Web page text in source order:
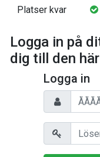
Platser kvar
Logga in på
dig till den
Logga in
Lösenord